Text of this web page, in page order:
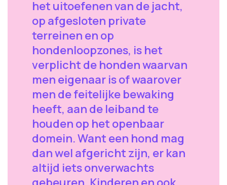
het uitoefenen van de jacht,
op afgesloten private
terreinen en op
hondenloopzones, is het
verplicht de honden waarvan
men eigenaar is of waarover
men de feitelijke bewaking
heeft, aan de leiband te
houden op het openbaar
domein. Want een hond mag
dan wel afgericht zijn, er kan
altijd iets onverwachts